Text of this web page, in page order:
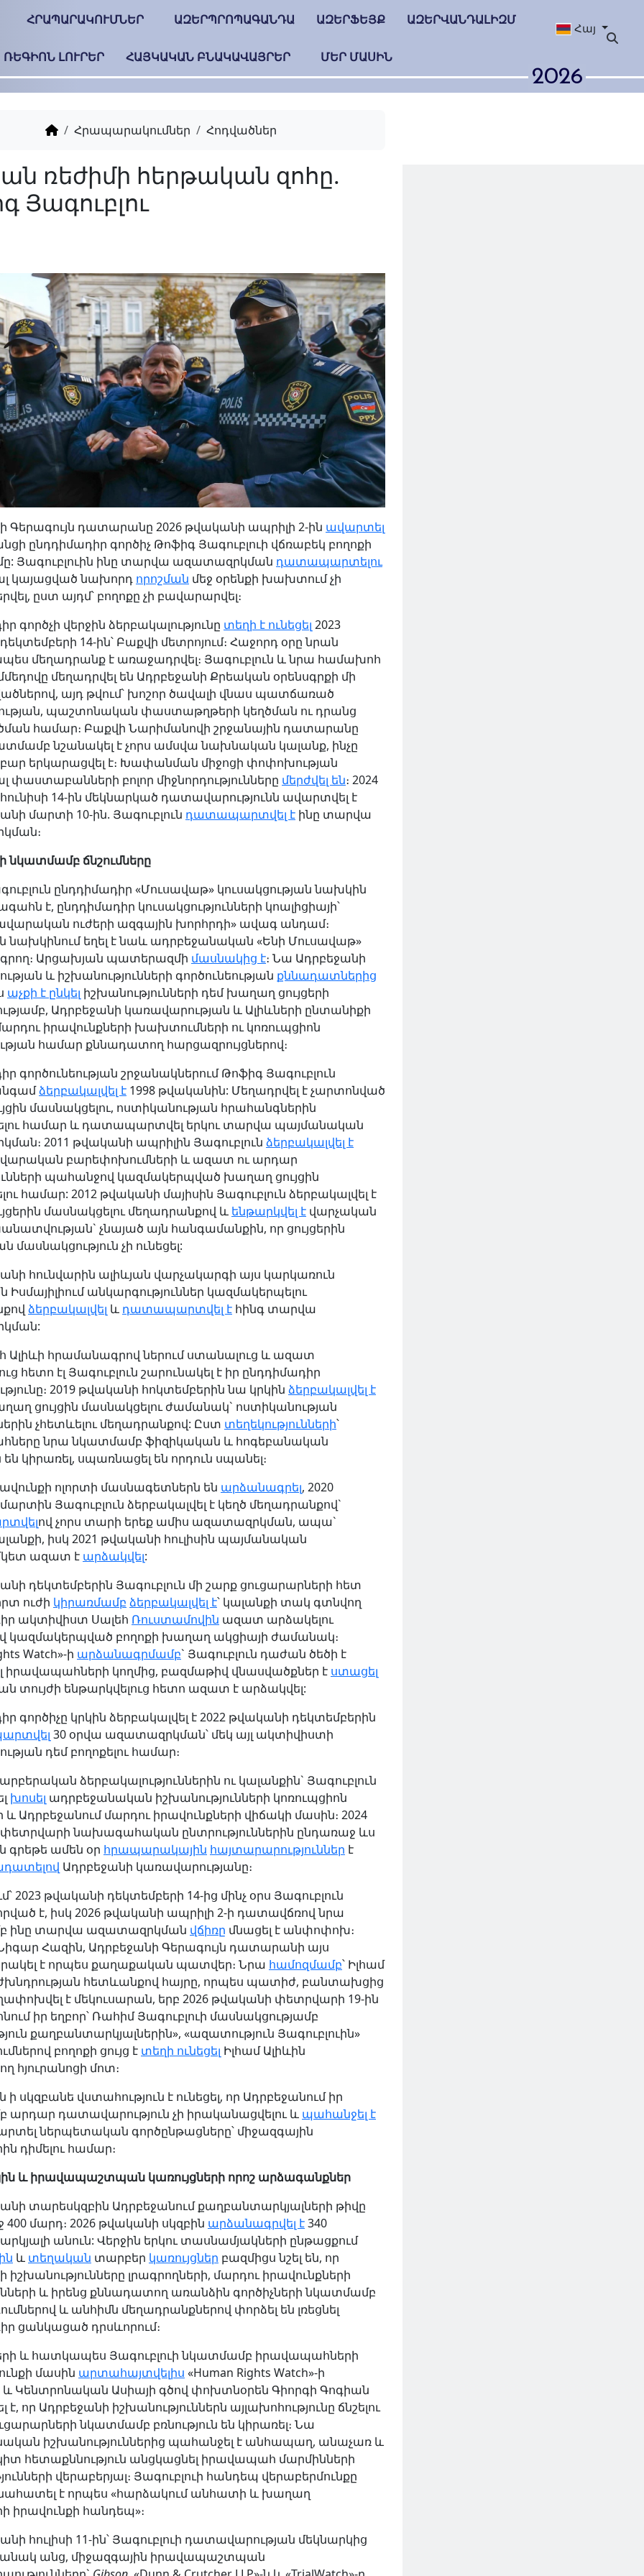
ՀՐԱՊԱՐԱԿՈՒՄՆԵՐ ԱԶԵՐՊՐՈՊԱԳԱՆԴԱ ԱԶԵՐՖԵՅՔ ԱԶԵՐՎԱՆԴԱԼԻԶՄ
ՌԵԳԻՈՆ ԼՈՒՐԵՐ ՀԱՅԿԱԿԱՆ ԲՆԱԿԱՎԱՅՐԵՐ ՄԵՐ ՄԱՍԻՆ
Հայ
2026
Հրապարակումներ Հոդվածներ
Ալիևյան ռեժիմի հերթական զոհը.
Գերագույն դատարանը 2026 թվականի ապրիլի 2-ին ավարտել
ընդդիմադիր գործիչ Թոֆիգ Յագուբլուի վճռաբեկ բողոքի
Յագուբլուին ինը տարվա ազատազրկման դատապարտելու
կայացված նախորդ որոշման մեջ օրենքի խախտում չի
ըստ այդմ՝ բողոքը չի բավարարվել։
գործչի վերջին ձերբակալությունը տեղի է ունեցել 2023
14-ին՝ Բաքվի մետրոյում։ Հաջորդ օրը նրան
մեղադրանք է առաջադրվել։ Յագուբլուն և նրա համախոհ
մեղադրվել են Ադրբեջանի Քրեական օրենսգրքի մի
այդ թվում՝ խոշոր ծավալի վնաս պատճառած
պաշտոնական փաստաթղթերի կեղծման ու դրանց
համար։ Բաքվի Նարիմանովի շրջանային դատարանը
նշանակել է չորս ամսվա նախնական կալանք, ինչը
երկարացվել է։ Խափանման միջոցի փոփոխության
փաստաբանների բոլոր միջնորդությունները մերժվել են։ 2024
14-ին մեկնարկած դատավարությունն ավարտվել է
մարտի 10-ին. Յագուբլուն դատապարտվել է ինը տարվա
նկատմամբ ճնշումները
ընդդիմադիր «Մուսավաթ» կուսակցության նախկին
է, ընդդիմադիր կուսակցությունների կոալիցիայի՝
ուժերի ազգային խորհրդի» ավագ անդամ։
նախկինում եղել է նաև ադրբեջանական «Ենի Մուսավաթ»
Արցախյան պատերազմի մասնակից է։ Նա Ադրբեջանի
և իշխանությունների գործունեության քննադատներից
աչքի է ընկել իշխանությունների դեմ խաղաղ ցույցերի
Ադրբեջանի կառավարության և Ալիևների ընտանիքի
իրավունքների խախտումների ու կոռուպցիոն
համար քննադատող հարցազրույցներով։
գործունեության շրջանակներում Թոֆիգ Յագուբլուն
ձերբակալվել է 1998 թվականին: Մեղադրվել է չարտոնված
մասնակցելու, ոստիկանության հրահանգներին
համար և դատապարտվել երկու տարվա պայմանական
2011 թվականի ապրիլին Յագուբլուն ձերբակալվել է
բարեփոխումների և ազատ ու արդար
պահանջով կազմակերպված խաղաղ ցույցին
համար: 2012 թվականի մայիսին Յագուբլուն ձերբակալվել է
մասնակցելու մեղադրանքով և ենթարկվել է վարչական
չնայած այն հանգամանքին, որ ցույցերին
մասնակցություն չի ունեցել:
հունվարին ալիևյան վարչակարգի այս կարկառուն
անկարգություններ կազմակերպելու
ձերբակալվել և դատապարտվել է հինգ տարվա
հրամանագրով ներում ստանալուց և ազատ
հետո էլ Յագուբլուն շարունակել է իր ընդդիմադիր
2019 թվականի հոկտեմբերին նա կրկին ձերբակալվել է
ցույցին մասնակցելու ժամանակ` ոստիկանության
չհետևելու մեղադրանքով: Ըստ տեղեկությունների՝
նրա նկատմամբ ֆիզիկական և հոգեբանական
են կիրառել, սպառնացել են որդուն սպանել։
ոլորտի մասնագետներն են արձանագրել, 2020
Յագուբլուն ձերբակալվել է կեղծ մեղադրանքով`
ով չորս տարի երեք ամիս ազատազրկման, ապա`
իսկ 2021 թվականի հուլիսին պայմանական
ազատ է արձակվել:
դեկտեմբերին Յագուբլուն մի շարք ցուցարարների հետ
ուժի կիրառմամբ ձերբակալվել է՝ կալանքի տակ գտնվող
ակտիվիստ Սալեհ Ռուստամովին ազատ արձակելու
կազմակերպված բողոքի խաղաղ ակցիայի ժամանակ։
Watch»-ի արձանագրմամբ` Յագուբլուն դաժան ծեծի է
իրավապահների կողմից, բազմաթիվ վնասվածքներ է ստացել
տույժի ենթարկվելուց հետո ազատ է արձակվել:
գործիչը կրկին ձերբակալվել է 2022 թվականի դեկտեմբերին
30 օրվա ազատազրկման՝ մեկ այլ ակտիվիստի
դեմ բողոքելու համար։
ձերբակալություններին ու կալանքին` Յագուբլուն
խոսել ադրբեջանական իշխանությունների կոռուպցիոն
Ադրբեջանում մարդու իրավունքների վիճակի մասին։ 2024
նախագահական ընտրություններին ընդառաջ ևս
գրեթե ամեն օր հրապարակային հայտարարություններ է
Ադրբեջանի կառավարությանը։
2023 թվականի դեկտեմբերի 14-ից մինչ օրս Յագուբլուն
է, իսկ 2026 թվականի ապրիլի 2-ի դատավճռով նրա
ինը տարվա ազատազրկման վճիռը մնացել է անփոփոխ։
Հազին, Ադրբեջանի Գերագույն դատարանի այս
է որպես քաղաքական պատվեր։ Նրա համոզմամբ՝ Իլհամ
հետևանքով հայրը, որպես պատիժ, բանտախցից
է մեկուսարան, երբ 2026 թվականի փետրվարի 19-ին
իր եղբոր՝ Ռահիմ Յագուբլուի մասնակցությամբ
քաղբանտարկյալներին», «ազատություն Յագուբլուին»
բողոքի ցույց է տեղի ունեցել Իլհամ Ալիևին
հյուրանոցի մոտ։
ի սկզբանե վստահություն է ունեցել, որ Ադրբեջանում իր
արդար դատավարություն չի իրականացվելու և պահանջել է
ներպետական գործընթացները՝ միջազգային
դիմելու համար։
և իրավապաշտպան կառույցների որոշ արձագանքներ
տարեսկզբին Ադրբեջանում քաղբանտարկյալների թիվը
400 մարդ։ 2026 թվականի սկզբին արձանագրվել է340
անուն: Վերջին երկու տասնամյակների ընթացքում
և տեղական տարբեր կառույցներ բազմիցս նշել են, որ
իշխանությունները լրագրողների, մարդու իրավունքների
և իրենց քննադատող առանձին գործիչների նկատմամբ
և անհիմն մեղադրանքներով փորձել են լռեցնել
ցանկացած դրսևորում։
և հատկապես Յագուբլուի նկատմամբ իրավապահների
մասին արտահայտվելիս «Human Rights Watch»-ի
և Կենտրոնական Ասիայի գծով փոխտնօրեն Գիորգի Գոգիան
որ Ադրբեջանի իշխանություններն այլախոհությունը ճնշելու
նկատմամբ բռնություն են կիրառել։ Նա
իշխանություններից պահանջել է անհապաղ, անաչառ և
հետաքննություն անցկացնել իրավապահ մարմինների
վերաբերյալ։ Յագուբլուի հանդեպ վերաբերմունքը
է որպես «հարձակում անհատի և խաղաղ
իրավունքի հանդեպ»։
հուլիսի 11-ին՝ Յագուբլուի դատավարության մեկնարկից
անց, միջազգային իրավապաշտպան